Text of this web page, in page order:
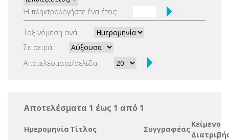
Ή πληκτρολογήστε ένα έτος:
Ταξινόμηση ανά:
Σε σειρά:
Αποτελέσματα/σελίδα:
Αποτελέσματα 1 έως 1 από 1
Ημερομηνία Τίτλος Συγγραφέας
Κείμενο